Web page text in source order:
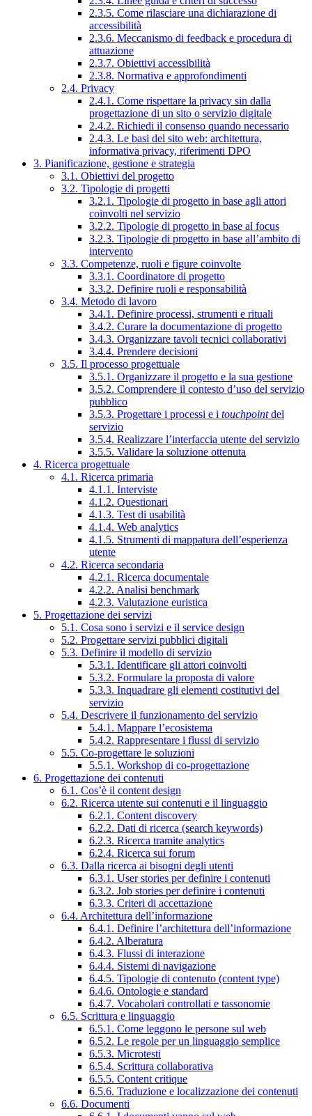
2.3.5. Come rilasciare una dichiarazione di
accessibilità
2.3.6. Meccanismo di feedback e procedura di
attuazione
2.3.7. Obiettivi accessibilità
2.3.8. Normativa e approfondimenti
2.4. Privacy
2.4.1. Come rispettare la privacy sin dalla
progettazione di un sito o servizio digitale
2.4.2. Richiedi il consenso quando necessario
2.4.3. Le basi del sito web: architettura,
informativa privacy, riferimenti DPO
3. Pianificazione, gestione e strategia
3.1. Obiettivi del progetto
3.2. Tipologie di progetti
3.2.1. Tipologie di progetto in base agli attori
coinvolti nel servizio
3.2.2. Tipologie di progetto in base al focus
3.2.3. Tipologie di progetto in base all’ambito di
intervento
3.3. Competenze, ruoli e figure coinvolte
3.3.1. Coordinatore di progetto
3.3.2. Definire ruoli e responsabilità
3.4. Metodo di lavoro
3.4.1. Definire processi, strumenti e rituali
3.4.2. Curare la documentazione di progetto
3.4.3. Organizzare tavoli tecnici collaborativi
3.4.4. Prendere decisioni
3.5. Il processo progettuale
3.5.1. Organizzare il progetto e la sua gestione
3.5.2. Comprendere il contesto d’uso del servizio
pubblico
3.5.3. Progettare i processi e i touchpointdel
servizio
3.5.4. Realizzare l’interfaccia utente del servizio
3.5.5. Validare la soluzione ottenuta
4. Ricerca progettuale
4.1. Ricerca primaria
4.1.1. Interviste
4.1.2. Questionari
4.1.3. Test di usabilità
4.1.4. Web analytics
4.1.5. Strumenti di mappatura dell’esperienza
utente
4.2. Ricerca secondaria
4.2.1. Ricerca documentale
4.2.2. Analisi benchmark
4.2.3. Valutazione euristica
5. Progettazione dei servizi
5.1. Cosa sono i servizi e il service design
5.2. Progettare servizi pubblici digitali
5.3. Definire il modello di servizio
5.3.1. Identificare gli attori coinvolti
5.3.2. Formulare la proposta di valore
5.3.3. Inquadrare gli elementi costitutivi del
servizio
5.4. Descrivere il funzionamento del servizio
5.4.1. Mappare l’ecosistema
5.4.2. Rappresentare i flussi di servizio
5.5. Co-progettare le soluzioni
5.5.1. Workshop di co-progettazione
6. Progettazione dei contenuti
6.1. Cos’è il content design
6.2. Ricerca utente sui contenuti e il linguaggio
6.2.1. Content discovery
6.2.2. Dati di ricerca (search keywords)
6.2.3. Ricerca tramite analytics
6.2.4. Ricerca sui forum
6.3. Dalla ricerca ai bisogni degli utenti
6.3.1. User stories per definire i contenuti
6.3.2. Job stories per definire i contenuti
6.3.3. Criteri di accettazione
6.4. Architettura dell’informazione
6.4.1. Definire l’architettura dell’informazione
6.4.2. Alberatura
6.4.3. Flussi di interazione
6.4.4. Sistemi di navigazione
6.4.5. Tipologie di contenuto (content type)
6.4.6. Ontologie e standard
6.4.7. Vocabolari controllati e tassonomie
6.5. Scrittura e linguaggio
6.5.1. Come leggono le persone sul web
6.5.2. Le regole per un linguaggio semplice
6.5.3. Microtesti
6.5.4. Scrittura collaborativa
6.5.5. Content critique
6.5.6. Traduzione e localizzazione dei contenuti
6.6. Documenti